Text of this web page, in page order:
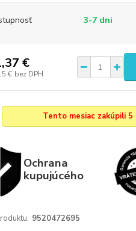
3-7 dni
€
€ bez DPH
Tento mesiac zakúpili 5
Ochrana
kupujúcého
9520472695